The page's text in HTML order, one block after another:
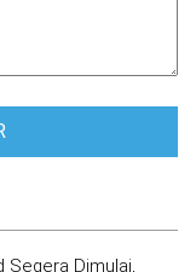
Segera Dimulai,